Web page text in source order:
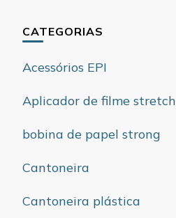
CATEGORIAS
Acessórios EPI
Aplicador de filme stretch
bobina de papel strong
Cantoneira
Cantoneira plástica